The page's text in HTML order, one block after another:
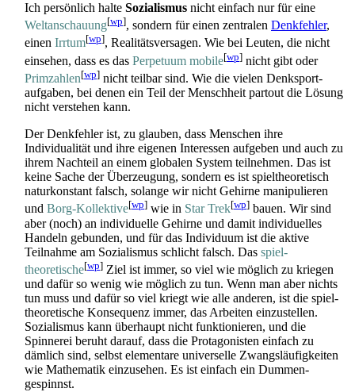
Ich persönlich halte Sozialismus nicht einfach nur für eine
Weltanschauung[wp], sondern für einen zentralen Denkfehler,
einen Irrtum[wp], Realitäts­versagen. Wie bei Leuten, die nicht
einsehen, dass es das Perpetuum mobile[wp] nicht gibt oder
Prim­zahlen[wp] nicht teilbar sind. Wie die vielen Denksport­
aufgaben, bei denen ein Teil der Menschheit partout die Lösung
nicht verstehen kann.
Der Denkfehler ist, zu glauben, dass Menschen ihre
Individualität und ihre eigenen Interessen aufgeben und auch zu
ihrem Nachteil an einem globalen System teilnehmen. Das ist
keine Sache der Überzeugung, sondern es ist spiel­theoretisch
natur­konstant falsch, solange wir nicht Gehirne manipulieren
und Borg-Kollektive[wp] wie in Star Trek[wp] bauen. Wir sind
aber (noch) an individuelle Gehirne und damit individuelles
Handeln gebunden, und für das Individuum ist die aktive
Teilnahme am Sozialismus schlicht falsch. Das spiel­
theoretische[wp] Ziel ist immer, so viel wie möglich zu kriegen
und dafür so wenig wie möglich zu tun. Wenn man aber nichts
tun muss und dafür so viel kriegt wie alle anderen, ist die spiel­
theoretische Konsequenz immer, das Arbeiten einzustellen.
Sozialismus kann überhaupt nicht funktionieren, und die
Spinnerei beruht darauf, dass die Protagonisten einfach zu
dämlich sind, selbst elementare universelle Zwangs­läufigkeiten
wie Mathematik einzusehen. Es ist einfach ein Dummen­
gespinnst.